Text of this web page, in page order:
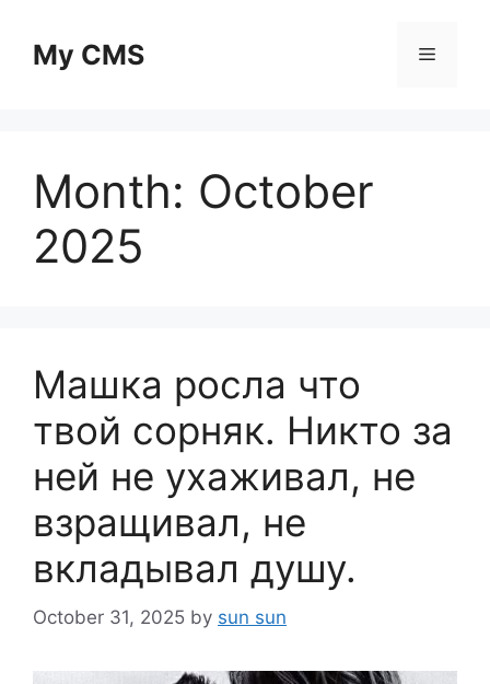
contentMy CMS Menu
Month: October
2025
Машка росла что
твой сорняк. Никто за
ней не ухаживал, не
взращивал, не
вкладывал душу.
October 31, 2025 by sun sun